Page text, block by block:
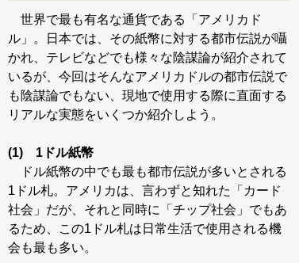
世界で最も有名な通貨である「アメリカド
ル」。日本では、その紙幣に対する都市伝説が囁
かれ、テレビなどでも様々な陰謀論が紹介されて
いるが、今回はそんなアメリカドルの都市伝説で
も陰謀論でもない、現地で使用する際に直面する
リアルな実態をいくつか紹介しよう。
(1) 1ドル紙幣
ドル紙幣の中でも最も都市伝説が多いとされる
1ドル札。アメリカは、言わずと知れた「カード
社会」だが、それと同時に「チップ社会」でもあ
るため、この1ドル札は日常生活で使用される機
会も最も多い。